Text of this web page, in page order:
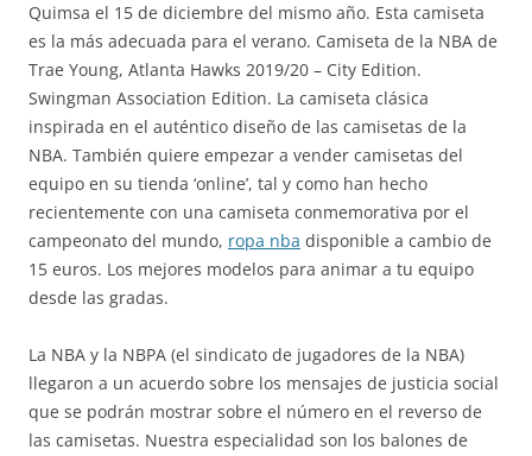
Quimsa el 15 de diciembre del mismo año. Esta camiseta
es la más adecuada para el verano. Camiseta de la NBA de
Trae Young, Atlanta Hawks 2019/20 – City Edition.
Swingman Association Edition. La camiseta clásica
inspirada en el auténtico diseño de las camisetas de la
NBA. También quiere empezar a vender camisetas del
equipo en su tienda ‘online’, tal y como han hecho
recientemente con una camiseta conmemorativa por el
campeonato del mundo, ropa nba disponible a cambio de
15 euros. Los mejores modelos para animar a tu equipo
desde las gradas.
La NBA y la NBPA (el sindicato de jugadores de la NBA)
llegaron a un acuerdo sobre los mensajes de justicia social
que se podrán mostrar sobre el número en el reverso de
las camisetas. Nuestra especialidad son los balones de